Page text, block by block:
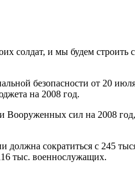
солдат, и мы будем
безопасности от 20
на 2008 год.
Вооруженных сил на 2008
должна сократиться с 245
тыс. военнослужащих.